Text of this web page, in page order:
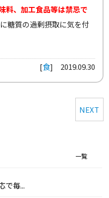
料、加工食品等は禁忌で
糖質の過剰摂取に気を付
[食] 2019.09.30
NEXT
一覧
で毎...